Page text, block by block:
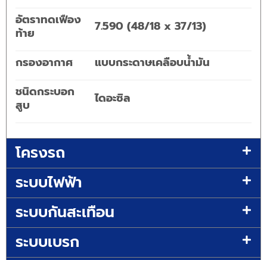
อัตราทดเฟือง
ท้าย
7.590 (48/18 x 37/13)
กรองอากาศ
แบบกระดาษเคลือบน้ำมัน
ชนิดกระบอก
สูบ
ไดอะซิล
โครงรถ
ระบบไฟฟ้า
ระบบกันสะเทือน
ระบบเบรก